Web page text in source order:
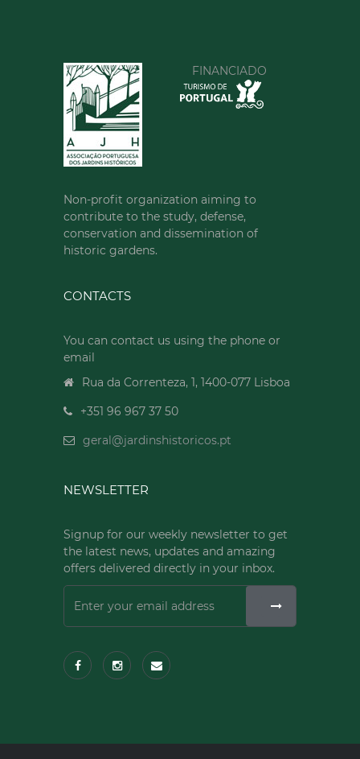
FINANCIADO
Non-profit organization aiming to
contribute to the study, defense,
conservation and dissemination of
historic gardens.
CONTACTS
You can contact us using the phone or
email
Rua da Correnteza, 1, 1400-077 Lisboa
+351 96 967 37 50
geral@jardinshistoricos.pt
NEWSLETTER
Signup for our weekly newsletter to get
the latest news, updates and amazing
offers delivered directly in your inbox.